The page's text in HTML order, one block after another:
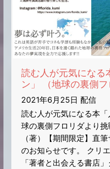
読む人が元気になる
ン」 （地球の裏側
く）フロリダ久美（
サイン入り本・発売
2021年6月25日 配信
読む人が元気になる本
球の裏側フロリダより
（著）【期間限定】直
のお知らせです。 クリ
「著者と出会える書店